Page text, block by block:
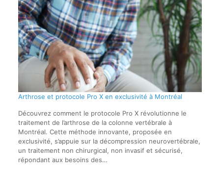
Arthrose et protocole Pro X en exclusivité à Montréal
Découvrez comment le protocole Pro X révolutionne le
traitement de l’arthrose de la colonne vertébrale à
Montréal. Cette méthode innovante, proposée en
exclusivité, s’appuie sur la décompression neurovertébrale,
un traitement non chirurgical, non invasif et sécurisé,
répondant aux besoins des…